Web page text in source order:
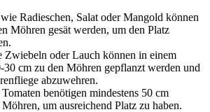
Radieschen, Salat oder Mangold können
Möhren gesät werden, um den Platz
Zwiebeln oder Lauch können in einem
30 cm zu den Möhren gepflanzt werden und
abzuwehren.
benötigen mindestens 50 cm
um ausreichend Platz zu haben.